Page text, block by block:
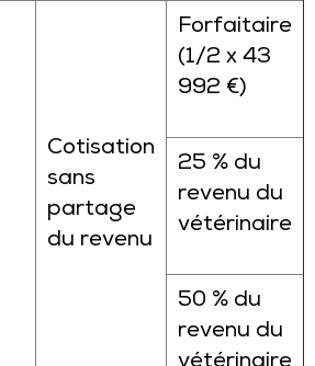
Cotisation
sans
partage
du revenu
Forfaitaire
(1/2 x 43
992 €)
25 % du
revenu du
vétérinaire
50 % du
revenu du